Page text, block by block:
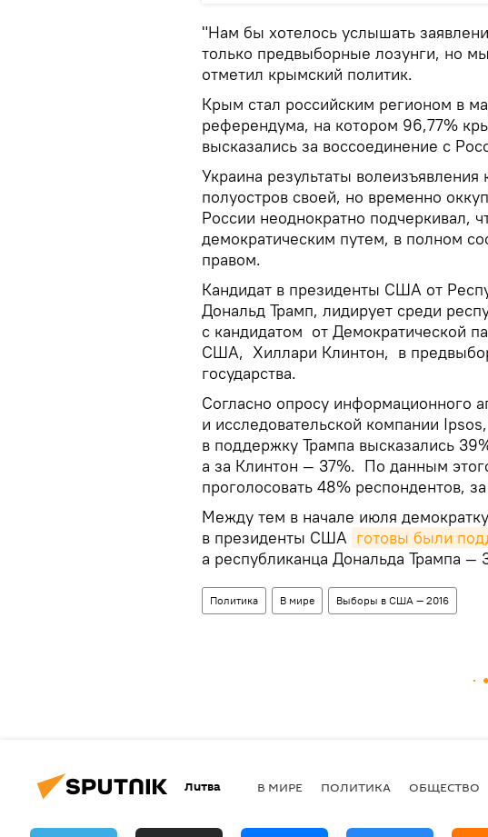
"Нам бы хотелось услышать
только предвыборные лозунги, но
отметил крымский политик.
Крым стал российским регионом в
референдума, на котором 96,77%
высказались за воссоединение с
Украина результаты
полуостров своей, но временно
России неоднократно подчеркивал,
демократическим путем, в полном
правом.
Кандидат в президенты США от
Дональд Трамп, лидирует среди
с кандидатом от Демократической
США, Хиллари Клинтон, в
государства.
Согласно опросу информационного
и исследовательской компании
в поддержку Трампа высказались
а за Клинтон — 37%. По данным
проголосовать 48% респондентов,
Между тем в начале июля
в президенты США готовы были
а республиканца Дональда Трампа —
Политика В мире Выборы в США — 2016
Литва В МИРЕ ПОЛИТИКА ОБЩЕСТВО